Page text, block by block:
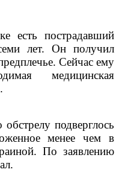
есть пострадавший
лет. Он получил
Сейчас ему
медицинская
подверглось
менее чем в
По заявлению